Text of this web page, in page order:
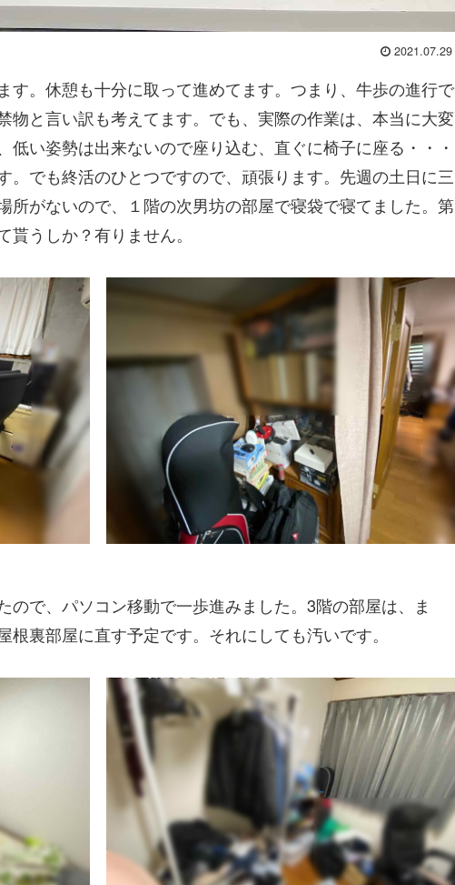
2021.07.29
。休憩も十分に取って進めてます。つまり、牛歩の進行で
物と言い訳も考えてます。でも、実際の作業は、本当に大変
低い姿勢は出来ないので座り込む、直ぐに椅子に座る・・・
。でも終活のひとつですので、頑張ります。先週の土日に三
所がないので、１階の次男坊の部屋で寝袋で寝てました。第
うしか？有りません。
で、パソコン移動で一歩進みました。3階の部屋は、ま
裏部屋に直す予定です。それにしても汚いです。